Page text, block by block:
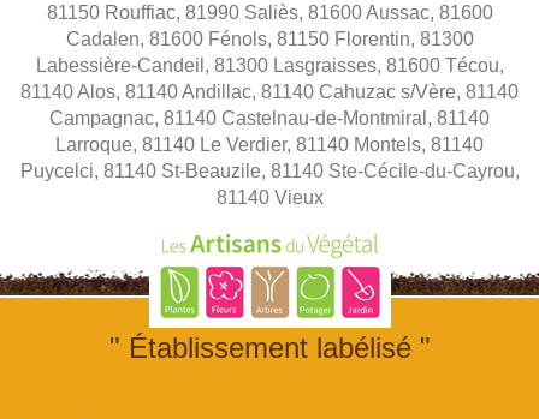
81150 Rouffiac, 81990 Saliès, 81600 Aussac, 81600
Cadalen, 81600 Fénols, 81150 Florentin, 81300
Labessière-Candeil, 81300 Lasgraisses, 81600 Técou,
81140 Alos, 81140 Andillac, 81140 Cahuzac s/Vère, 81140
Campagnac, 81140 Castelnau-de-Montmiral, 81140
Larroque, 81140 Le Verdier, 81140 Montels, 81140
Puycelci, 81140 St-Beauzile, 81140 Ste-Cécile-du-Cayrou,
81140 Vieux
" Établissement labélisé "